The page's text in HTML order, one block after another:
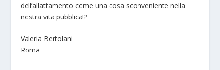
dell’allattamento come una cosa sconvenientenella
nostra vita pubblica!?
Valeria Bertolani
Roma